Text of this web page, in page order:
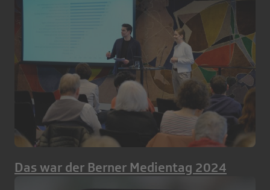
Das war der Berner Medientag 2024